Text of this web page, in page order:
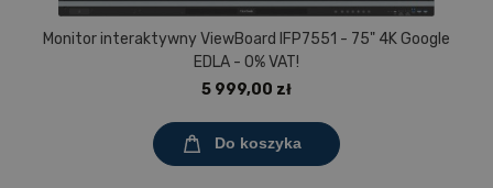
Monitor interaktywny ViewBoard IFP7551 - 75" 4K Google
EDLA - 0% VAT!
5 999,00 zł
Do koszyka